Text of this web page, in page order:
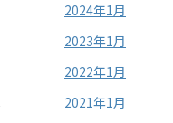
2024年1月
2023年1月
2022年1月
2021年1月